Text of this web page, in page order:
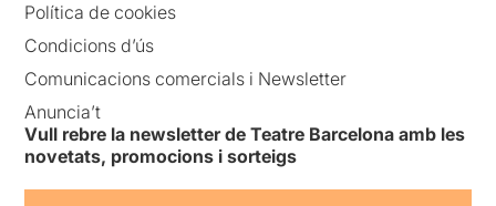
Política de cookies
Condicions d’ús
Comunicacions comercials i Newsletter
Anuncia’t
Vull rebre la newsletter de Teatre Barcelona amb les
novetats, promocions i sorteigs